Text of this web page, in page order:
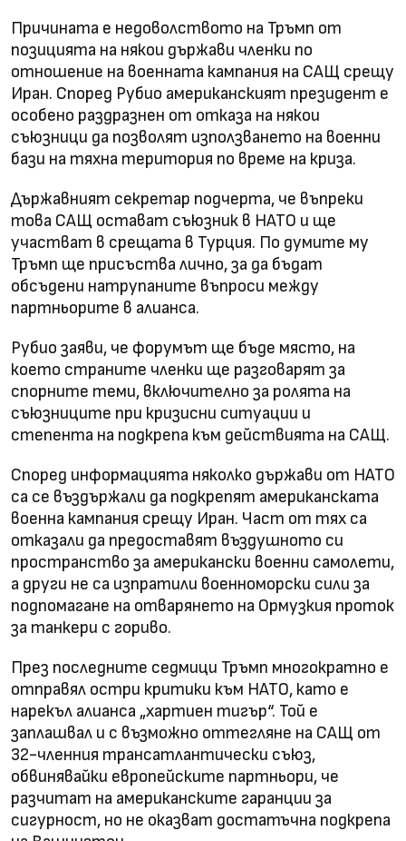
Причината е недоволството на Тръмп от
позицията на някои държави членки по
отношение на военната кампания на САЩ срещу
Иран. Според Рубио американският президент е
особено раздразнен от отказа на някои
съюзници да позволят използването на военни
бази на тяхна територия по време на криза.
Държавният секретар подчерта, че въпреки
това САЩ остават съюзник в НАТО и ще
участват в срещата в Турция. По думите му
Тръмп ще присъства лично, за да бъдат
обсъдени натрупаните въпроси между
партньорите в алианса.
Рубио заяви, че форумът ще бъде място, на
което страните членки ще разговарят за
спорните теми, включително за ролята на
съюзниците при кризисни ситуации и
степента на подкрепа към действията на САЩ.
Според информацията няколко държави от НАТО
са се въздържали да подкрепят американската
военна кампания срещу Иран. Част от тях са
отказали да предоставят въздушното си
пространство за американски военни самолети,
а други не са изпратили военноморски сили за
подпомагане на отварянето на Ормузкия проток
за танкери с гориво.
През последните седмици Тръмп многократно е
отправял остри критики към НАТО, като е
нарекъл алианса „хартиен тигър“. Той е
заплашвал и с възможно оттегляне на САЩ от
32-членния трансатлантически съюз,
обвинявайки европейските партньори, че
разчитат на американските гаранции за
сигурност, но не оказват достатъчна подкрепа